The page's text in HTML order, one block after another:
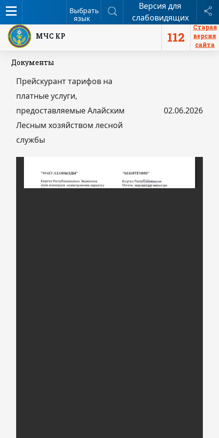
Меню
Выбрать
язык
ПоискВерсия для
слабовидящих
МЧС КР 112
Старая
версия
сайта
Документы
Прейскурант тарифов на
платные услуги,
предоставляемые Алайским
Лесным хозяйством лесной
службы
02.06.2026